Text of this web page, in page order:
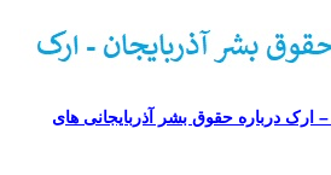
ارک درباره حقوق بشر آذربایجانی های